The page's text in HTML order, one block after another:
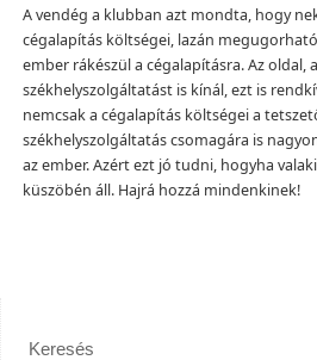
A vendég a klubban azt mondta, hogy
cégalapítás költségei, lazán
ember rákészül a cégalapításra. Az
székhelyszolgáltatást is kínál, ezt is
nemcsak a cégalapítás költségei a
székhelyszolgáltatás csomagára is
az ember. Azért ezt jó tudni, hogyha
küszöbén áll. Hajrá hozzá mindenkinek!
Keresés